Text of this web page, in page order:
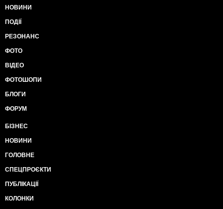
НОВИНИ
ПОДІЇ
РЕЗОНАНС
ФОТО
ВІДЕО
ФОТОШОПИ
БЛОГИ
ФОРУМ
БІЗНЕС
НОВИНИ
ГОЛОВНЕ
СПЕЦПРОЄКТИ
ПУБЛІКАЦІЇ
КОЛОНКИ